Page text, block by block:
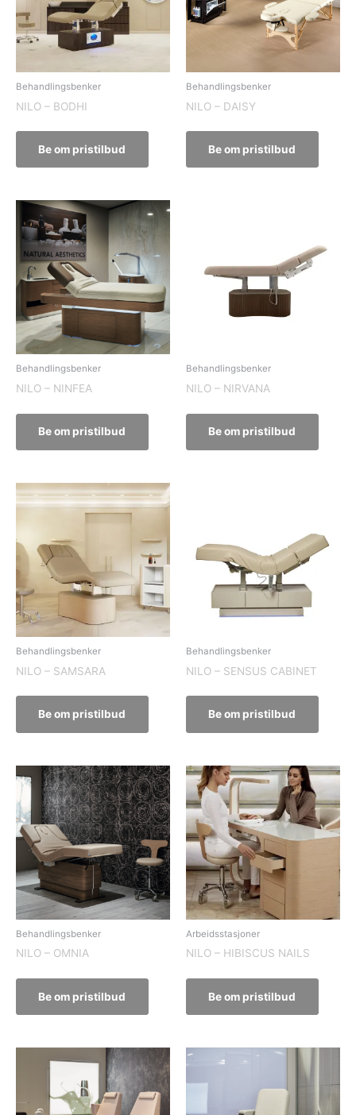
Behandlingsbenker
NILO – BODHI
Be om pristilbud
Behandlingsbenker
NILO – DAISY
Be om pristilbud
Behandlingsbenker
NILO – NINFEA
Be om pristilbud
Behandlingsbenker
NILO – NIRVANA
Be om pristilbud
Behandlingsbenker
NILO – SAMSARA
Be om pristilbud
Behandlingsbenker
NILO – SENSUS CABINET
Be om pristilbud
Behandlingsbenker
NILO – OMNIA
Be om pristilbud
Arbeidsstasjoner
NILO – HIBISCUS NAILS
Be om pristilbud